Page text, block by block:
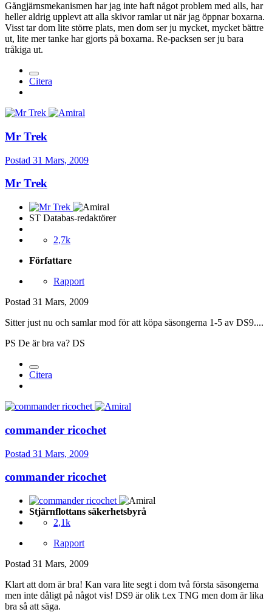
Gångjärnsmekanismen har jag inte haft något problem med alls, har
heller aldrig upplevt att alla skivor ramlar ut när jag öppnar boxarna.
Visst tar dom lite större plats, men dom ser ju mycket, mycket bättre
ut, lite mer tanke har gjorts på boxarna. Re-packsen ser ju bara
tråkiga ut.
Citera
Mr Trek
Postad 31 Mars, 2009
Mr Trek
ST Databas-redaktörer
2,7k
Författare
Rapport
Postad 31 Mars, 2009
Sitter just nu och samlar mod för att köpa säsongerna 1-5 av DS9....
PS De är bra va? DS
Citera
commander ricochet
Postad 31 Mars, 2009
commander ricochet
Stjärnflottans säkerhetsbyrå
2,1k
Rapport
Postad 31 Mars, 2009
Klart att dom är bra! Kan vara lite segt i dom två första säsongerna
men inte dåligt på något vis! DS9 är olik t.ex TNG men dom är lika
bra så att säga.